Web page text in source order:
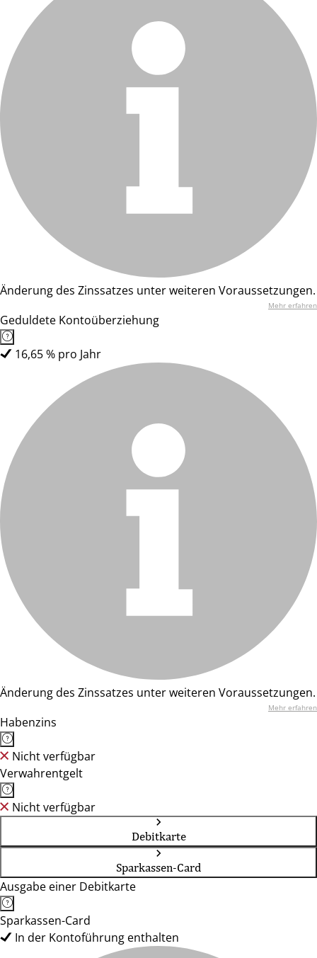
Änderung des Zinssatzes unter weiteren Voraussetzungen.
Mehr erfahren
Geduldete Kontoüberziehung
16,65 % pro Jahr
Änderung des Zinssatzes unter weiteren Voraussetzungen.
Mehr erfahren
Habenzins
Nicht verfügbar
Verwahrentgelt
Nicht verfügbar
Debitkarte
Sparkassen-Card
Ausgabe einer Debitkarte
Sparkassen-Card
In der Kontoführung enthalten